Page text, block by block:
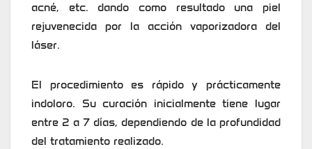
acné, etc. dando como resultado una piel
rejuvenecida por la acción vaporizadora del
láser.
El procedimiento es rápido y prácticamente
indoloro. Su curación inicialmente tiene lugar
entre 2 a 7 días, dependiendo de la profundidad
del tratamiento realizado.